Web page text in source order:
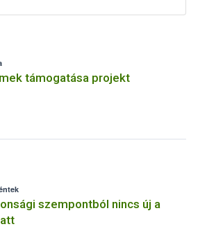
támogatása projekt
szempontból nincs új a